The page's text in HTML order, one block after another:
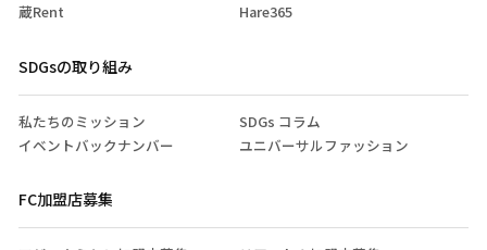
蔵Rent
Hare365
SDGsの取り組み
私たちのミッション
SDGs コラム
イベントバックナンバー
ユニバーサルファッション
FC加盟店募集